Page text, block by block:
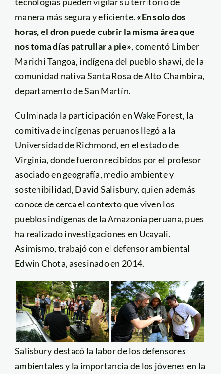
manera más segura y eficiente. «En solo dos
horas, el dron puede cubrir la misma área que
nos toma días patrullar a pie», comentó Limber
Marichi Tangoa, indígena del pueblo shawi, de la
comunidad nativa Santa Rosa de Alto Chambira,
departamento de San Martín.
Culminada la participación en Wake Forest, la
comitiva de indígenas peruanos llegó a la
Universidad de Richmond, en el estado de
Virginia, donde fueron recibidos por el profesor
asociado en geografía, medio ambiente y
sostenibilidad, David Salisbury, quien además
conoce de cerca el contexto que viven los
pueblos indígenas de la Amazonía peruana, pues
ha realizado investigaciones en Ucayali.
Asimismo, trabajó con el defensor ambiental
Edwin Chota, asesinado en 2014.
Salisbury destacó la labor de los defensores
ambientales y la importancia de los jóvenes en la